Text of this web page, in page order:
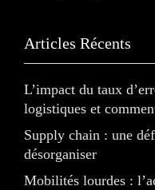
Articles Récents
L’impact du taux
logistiques et
Supply chain : une
désorganiser
Mobilités lourdes :